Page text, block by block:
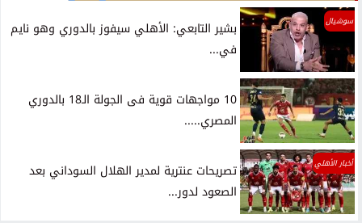
سوشيال
بشير التابعي: الأهلي سيفوز بالدوري وهو نايم
في...
10 مواجهات قوية فى الجولة الـ18 بالدوري
المصري.....
أخبار الأهلي
تصريحات عنترية لمدير الهلال السوداني بعد
الصعود لدور...